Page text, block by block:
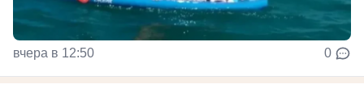
вчера в 12:50 0